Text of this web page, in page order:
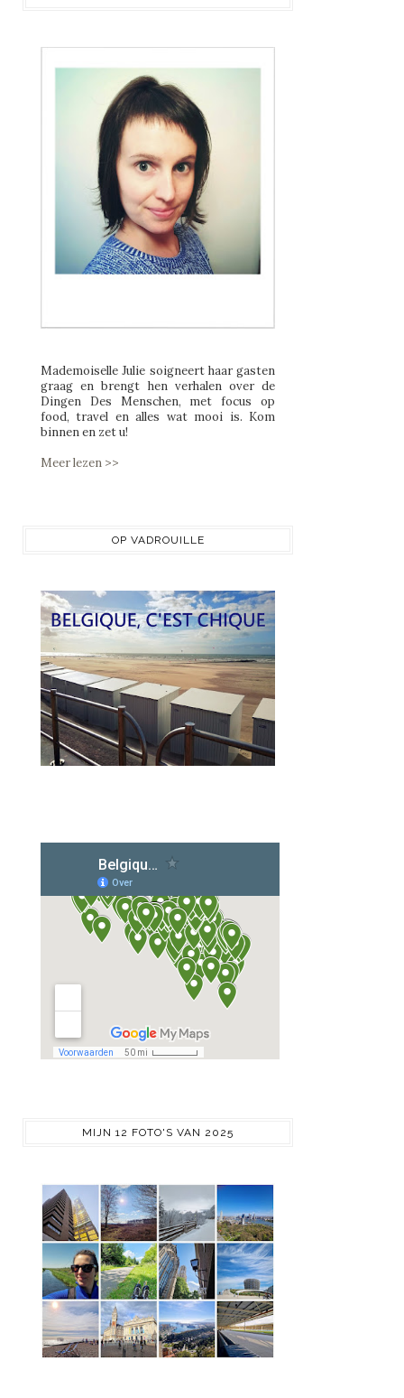
Mademoiselle Julie soigneert haar gasten
graag en brengt hen verhalen over de
Dingen Des Menschen, met focus op
food, travel en alles wat mooi is. Kom
binnen en zet u!
Meer lezen >>
OP VADROUILLE
MIJN 12 FOTO'S VAN 2025